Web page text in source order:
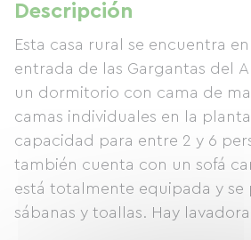
Descripción
Esta casa rural se encuentra
entrada de las Gargantas del
un dormitorio con cama de
camas individuales en la
capacidad para entre 2 y 6
también cuenta con un sofá
está totalmente equipada y se
sábanas y toallas. Hay